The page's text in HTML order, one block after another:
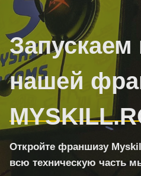
нашей
Откройте франшизу
всю техническую часть